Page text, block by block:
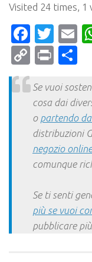
Visited 24 times, 1
CopyPrint
Se vuoi
cosa dai
o partendo
distribuzioni
negozio online
comunque
Se ti senti
più se vuoi
pubblicare